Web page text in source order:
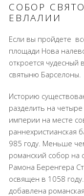
СОБОР
ЕВЛАЛИИ
Если вы пройдете
площади Нова
откроется чудесный
святыню Барселоны.
Историю
разделить на
империи на месте
раннехристианская
985 году. Меньше
романский собор на
Рамона Беренгера
освящен в 1058
добавлена